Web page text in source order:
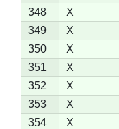
348
X
349
X
350
X
351
X
352
X
353
X
354
X